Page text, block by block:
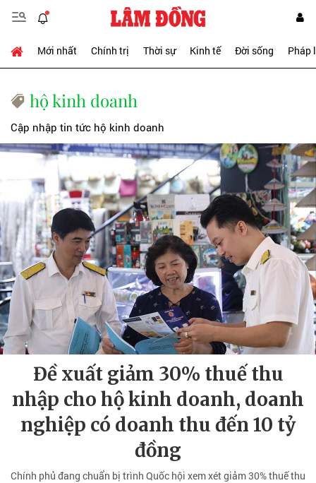
Mới nhất Chính trị Thời sự Kinh tế Đời sống Pháp
hộ kinh doanh
Cập nhập tin tức hộ kinh doanh
Đề xuất giảm 30% thuế thu
nhập cho hộ kinh doanh, doanh
nghiệp có doanh thu đến 10 tỷ
đồng
Chính phủ đang chuẩn bị trình Quốc hội xem xét giảm 30% thuế thu